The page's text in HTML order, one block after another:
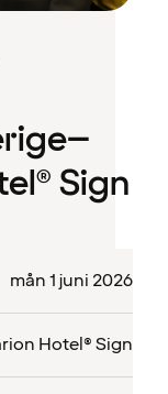
Sign
mån 1 juni 2026
Hotel® Sign